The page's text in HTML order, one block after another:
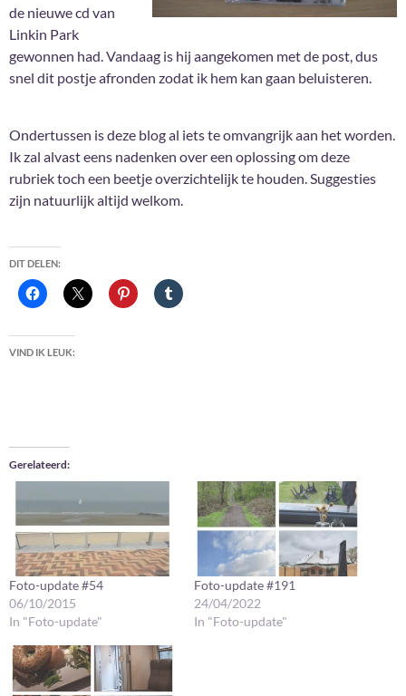
de nieuwe cd van
Linkin Park
gewonnen had. Vandaag is hij aangekomen met de post, dus
snel dit postje afronden zodat ik hem kan gaan beluisteren.
Ondertussen is deze blog al iets te omvangrijk aan het worden.
Ik zal alvast eens nadenken over een oplossing om deze
rubriek toch een beetje overzichtelijk te houden. Suggesties
zijn natuurlijk altijd welkom.
DIT DELEN:
VIND IK LEUK:
Gerelateerd
Foto-update #54
06/10/2015
In "Foto-update"
Foto-update #191
24/04/2022
In "Foto-update"